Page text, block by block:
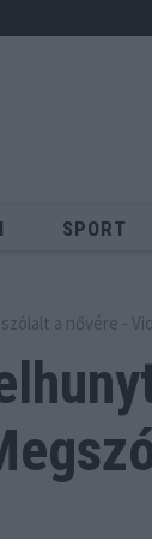
SPORT
a nővére -